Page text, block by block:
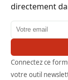
directement
Adresse email
Connectez ce
votre outil